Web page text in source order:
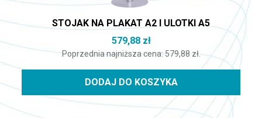
STOJAK NA PLAKAT A2 I ULOTKI A5
579,88 zł
Poprzednia najniższa cena:579,88 zł.
DODAJ DO KOSZYKA